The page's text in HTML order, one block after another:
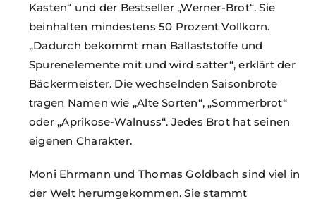
Kasten“ und der Bestseller „Werner-Brot“. Sie
beinhalten mindestens 50 Prozent Vollkorn.
„Dadurch bekommt man Ballaststoffe und
Spurenelemente mit und wird satter“, erklärt der
Bäckermeister. Die wechselnden Saisonbrote
tragen Namen wie „Alte Sorten“, „Sommerbrot“
oder „Aprikose-Walnuss“. Jedes Brot hat seinen
eigenen Charakter.
Moni Ehrmann und Thomas Goldbach sind viel in
der Welt herumgekommen. Sie stammt